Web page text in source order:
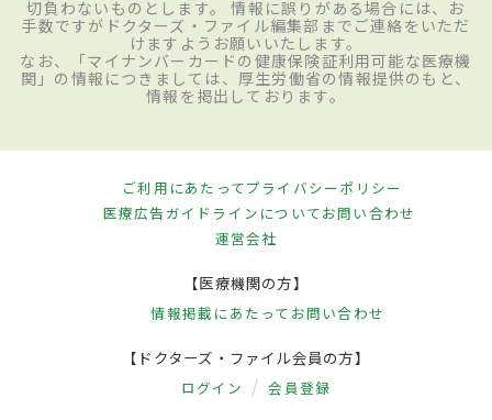
切負わないものとします。 情報に誤りがある場合には、お
手数ですがドクターズ・ファイル編集部までご連絡をいただ
けますようお願いいたします。
なお、「マイナンバーカードの健康保険証利用可能な医療機
関」の情報につきましては、厚生労働省の情報提供のもと、
情報を掲出しております。
ご利用にあたってプライバシーポリシー
医療広告ガイドラインについてお問い合わせ
運営会社
【医療機関の方】
情報掲載にあたって お問い合わせ
【ドクターズ・ファイル会員の方】
ログイン 会員登録